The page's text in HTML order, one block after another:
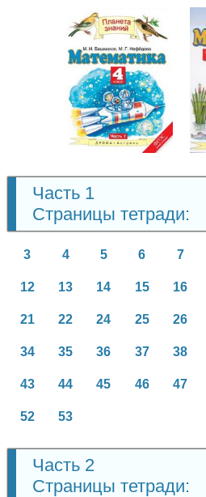
Математика
4 класс
Часть 1
Страницы тетради:
3 4 5 6 7
12 13 14 15 16
21 22 24 25 26
34 35 36 37 38
43 44 45 46 47
52 53
Часть 2
Страницы тетради: